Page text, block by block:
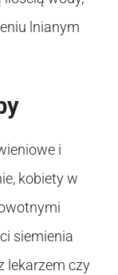
lnianym
i
kobiety w
siemienia
lekarzem czy